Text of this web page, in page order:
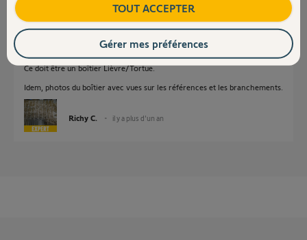
Ce doit être un boîtier Lièvre/Tortue.
Idem, photos du boîtier avec vues sur les références et les branchements.
Richy C. il y a plus d'un an
TOUT ACCEPTER
Gérer mes préférences